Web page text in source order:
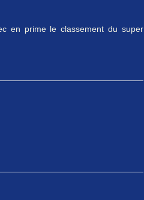
en prime le classement du super